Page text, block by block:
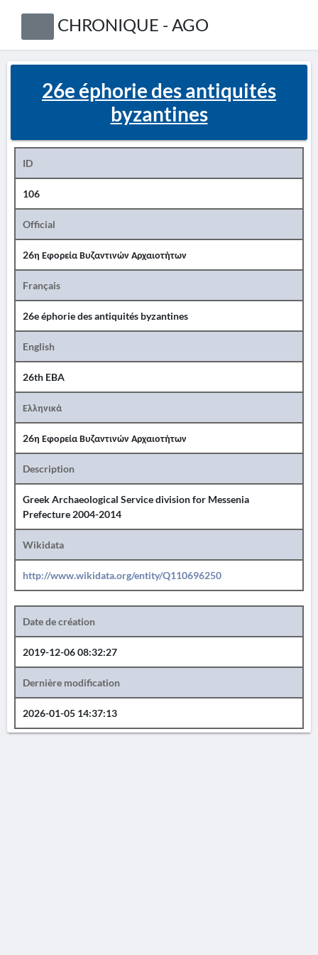
CHRONIQUE - AGO
26e éphorie des antiquités
byzantines
ID
106
Official
26η Εφορεία Βυζαντινών Αρχαιοτήτων
Français
26e éphorie des antiquités byzantines
English
26th EBA
Ελληνικά
26η Εφορεία Βυζαντινών Αρχαιοτήτων
Description
Greek Archaeological Service division for Messenia
Prefecture 2004-2014
Wikidata
http://www.wikidata.org/entity/Q110696250
Date de création
2019-12-06 08:32:27
Dernière modification
2026-01-05 14:37:13